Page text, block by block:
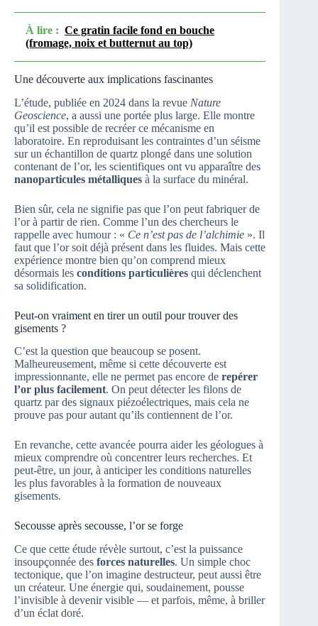
À lire : Ce gratin facile fond en bouche
(fromage, noix et butternut au top)
Une découverte aux implications fascinantes
L’étude, publiée en 2024 dans la revue Nature
Geoscience, a aussi une portée plus large. Elle montre
qu’il est possible de recréer ce mécanisme en
laboratoire. En reproduisant les contraintes d’un séisme
sur un échantillon de quartz plongé dans une solution
contenant de l’or, les scientifiques ont vu apparaître des
nanoparticules métalliques à la surface du minéral.
Bien sûr, cela ne signifie pas que l’on peut fabriquer de
l’or à partir de rien. Comme l’un des chercheurs le
rappelle avec humour : « Ce n’est pas de l’alchimie ». Il
faut que l’or soit déjà présent dans les fluides. Mais cette
expérience montre bien qu’on comprend mieux
désormais les conditions particulières qui déclenchent
sa solidification.
Peut-on vraiment en tirer un outil pour trouver des
gisements ?
C’est la question que beaucoup se posent.
Malheureusement, même si cette découverte est
impressionnante, elle ne permet pas encore de repérer
l’or plus facilement. On peut détecter les filons de
quartz par des signaux piézoélectriques, mais cela ne
prouve pas pour autant qu’ils contiennent de l’or.
En revanche, cette avancée pourra aider les géologues à
mieux comprendre où concentrer leurs recherches. Et
peut-être, un jour, à anticiper les conditions naturelles
les plus favorables à la formation de nouveaux
gisements.
Secousse après secousse, l’or se forge
Ce que cette étude révèle surtout, c’est la puissance
insoupçonnée des forces naturelles. Un simple choc
tectonique, que l’on imagine destructeur, peut aussi être
un créateur. Une énergie qui, soudainement, pousse
l’invisible à devenir visible — et parfois, même, à briller
d’un éclat doré.